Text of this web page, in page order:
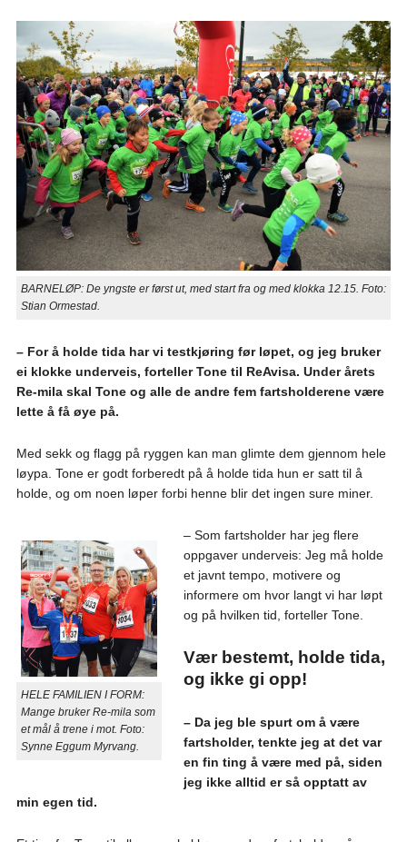
BARNELØP: De yngste er først ut, med start fra og med klokka 12.15. Foto:
Stian Ormestad.
– For å holde tida har vi testkjøring før løpet, og jeg bruker
ei klokke underveis, forteller Tone til ReAvisa. Under årets
Re-mila skal Tone og alle de andre fem fartsholderene være
lette å få øye på.
Med sekk og flagg på ryggen kan man glimte dem gjennom hele
løypa. Tone er godt forberedt på å holde tida hun er satt til å
holde, og om noen løper forbi henne blir det ingen sure miner.
HELE FAMILIEN I FORM:
Mange bruker Re-mila som
et mål å trene i mot. Foto:
Synne Eggum Myrvang.
– Som fartsholder har jeg flere
oppgaver underveis: Jeg må holde
et javnt tempo, motivere og
informere om hvor langt vi har løpt
og på hvilken tid, forteller Tone.
Vær bestemt, holde tida,
og ikke gi opp!
– Da jeg ble spurt om å være
fartsholder, tenkte jeg at det var
en fin ting å være med på, siden
jeg ikke alltid er så opptatt av
min egen tid.